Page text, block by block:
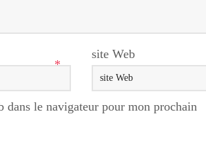
*
site Web
le navigateur pour mon prochain